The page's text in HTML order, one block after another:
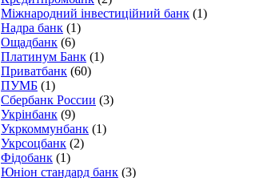
Міжнародний інвестиційний банк (1)
Надра банк (1)
Ощадбанк (6)
Платинум Банк (1)
Приватбанк (60)
ПУМБ (1)
Сбербанк России (3)
Укрінбанк (9)
Укркоммунбанк (1)
Укрсоцбанк (2)
Фідобанк (1)
Юніон стандард банк (3)